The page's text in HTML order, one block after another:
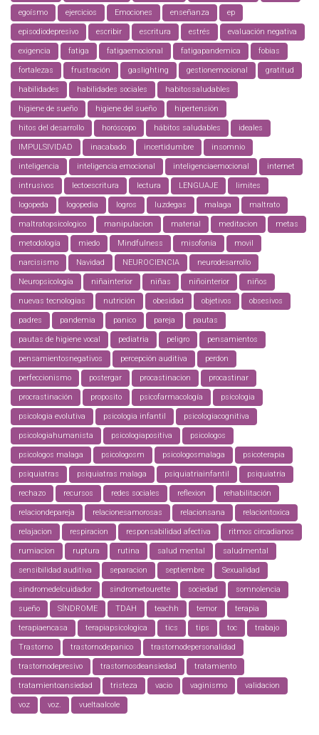
egoísmo ejercicios Emociones enseñanza ep
episodiodepresivo escribir escritura estrés evaluación negativa
exigencia fatiga fatigaemocional fatigapandemica fobias
fortalezas frustración gaslighting gestionemocional gratitud
habilidades habilidades sociales habitossaludables
higiene de sueño higiene del sueño hipertensión
hitos del desarrollo horóscopo hábitos saludables ideales
IMPULSIVIDAD inacabado incertidumbre insomnio
inteligencia inteligencia emocional inteligenciaemocional internet
intrusivos lectoescritura lectura LENGUAJE limites
logopeda logopedia logros luzdegas malaga maltrato
maltratopsicologico manipulacion material meditacion metas
metodología miedo Mindfulness misofonía movil
narcisismo Navidad NEUROCIENCIA neurodesarrollo
Neuropsicología niñainterior niñas niñointerior niños
nuevas tecnologias nutrición obesidad objetivos obsesivos
padres pandemia panico pareja pautas
pautas de higiene vocal pediatria peligro pensamientos
pensamientosnegativos percepción auditiva perdon
perfeccionismo postergar procastinacion procastinar
procrastinación proposito psicofarmacología psicologia
psicologia evolutiva psicologia infantil psicologiacognitiva
psicologiahumanista psicologiapositiva psicologos
psicologos malaga psicologosm psicologosmalaga psicoterapia
psiquiatras psiquiatras malaga psiquiatriainfantil psiquiatría
rechazo recursos redes sociales reflexion rehabilitación
relaciondepareja relacionesamorosas relacionsana relaciontoxica
relajacion respiracion responsabilidad afectiva ritmos circadianos
rumiacion ruptura rutina salud mental saludmental
sensibilidad auditiva separacion septiembre Sexualidad
sindromedelcuidador sindrometourette sociedad somnolencia
sueño SÍNDROME TDAH teachh temor terapia
terapiaencasa terapiapsicologica tics tips toc trabajo
Trastorno trastornodepanico trastornodepersonalidad
trastornodepresivo trastornosdeansiedad tratamiento
tratamientoansiedad tristeza vacio vaginismo validacion
voz voz. vueltaalcole